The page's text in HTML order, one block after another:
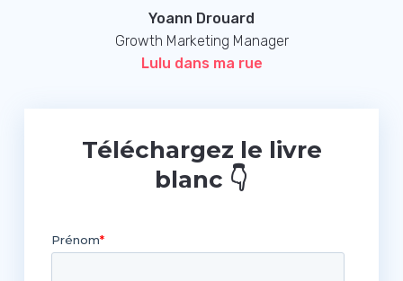
Yoann Drouard
Growth Marketing Manager
Lulu dans ma rue
Téléchargez le livre
blanc 👇